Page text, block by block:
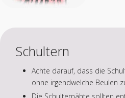
Schultern
Achte darauf, dass die
ohne irgendwelche Beulen